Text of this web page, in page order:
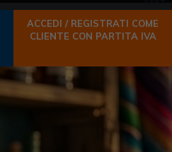
ACCEDI / REGISTRATI COME
CLIENTE CON PARTITA IVA